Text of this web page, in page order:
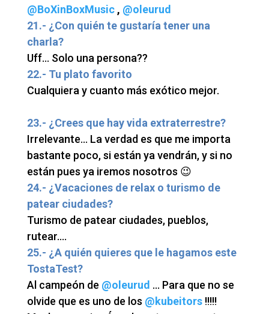
@BoXinBoxMusic, @oleurud
21.- ¿Con quién te gustaría tener una
charla?
Uff… Solo una persona??
22.- Tu plato favorito
Cualquiera y cuanto más exótico mejor.
23.- ¿Crees que hay vida extraterrestre?
Irrelevante… La verdad es que me importa
bastante poco, si están ya vendrán, y si no
están pues ya iremos nosotros 😉
24.- ¿Vacaciones de relax o turismo de
patear ciudades?
Turismo de patear ciudades, pueblos,
rutear….
25.- ¿A quién quieres que le hagamos este
TostaTest?
Al campeón de @oleurud … Para que no se
olvide que es uno de los @kubeitors!!!!!